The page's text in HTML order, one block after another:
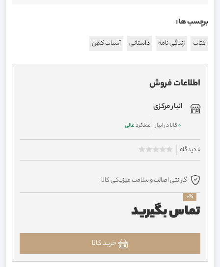
برچسب ها :
کتاب زندگی نامه داستانی آسیاب کهن
اطلاعات فروش
انبار مرکزی
0کالا در انبار عملکردعالی
0 دیدگاه
گارانتی اصالت و سلامت فیزیکی کالا
0%
تماس بگیرید
خرید کالا